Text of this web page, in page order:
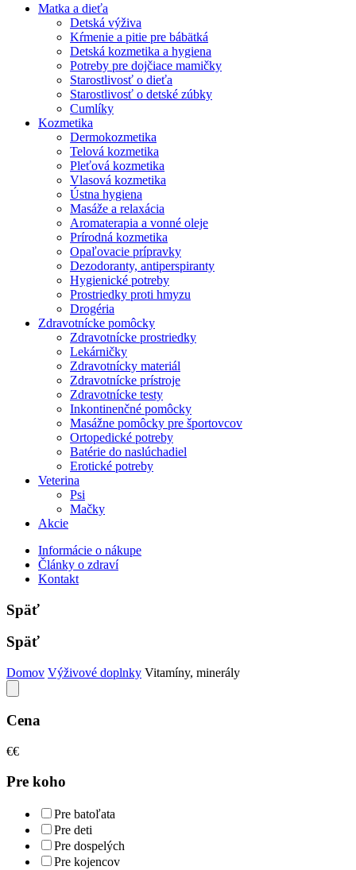
Matka a dieťa
Detská výživa
Kŕmenie a pitie pre bábätká
Detská kozmetika a hygiena
Potreby pre dojčiace mamičky
Starostlivosť o dieťa
Starostlivosť o detské zúbky
Cumlíky
Kozmetika
Dermokozmetika
Telová kozmetika
Pleťová kozmetika
Vlasová kozmetika
Ústna hygiena
Masáže a relaxácia
Aromaterapia a vonné oleje
Prírodná kozmetika
Opaľovacie prípravky
Dezodoranty, antiperspiranty
Hygienické potreby
Prostriedky proti hmyzu
Drogéria
Zdravotnícke pomôcky
Zdravotnícke prostriedky
Lekárničky
Zdravotnícky materiál
Zdravotnícke prístroje
Zdravotnícke testy
Inkontinenčné pomôcky
Masážne pomôcky pre športovcov
Ortopedické potreby
Batérie do naslúchadiel
Erotické potreby
Veterina
Psi
Mačky
Akcie
Informácie o nákupe
Články o zdraví
Kontakt
Späť
Späť
Domov Výživové doplnky Vitamíny, minerály
Cena
€€
Pre koho
Pre batoľata
Pre deti
Pre dospelých
Pre kojencov